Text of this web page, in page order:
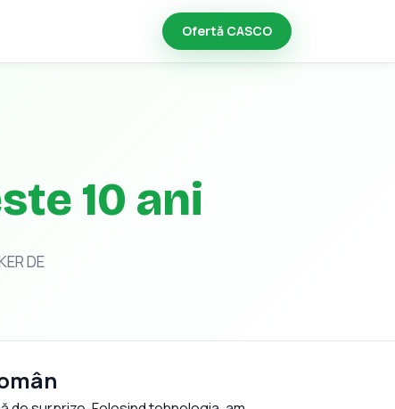
Ofertă CASCO
10 ani
DE